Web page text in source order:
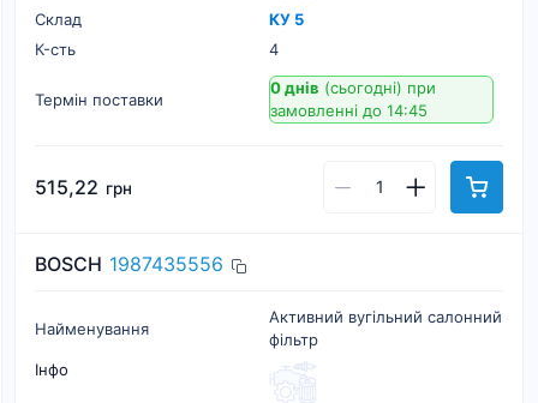
Склад
КУ 5
К-cть
4
Термін поставки
0 днів (сьогодні) при
замовленні до 14:45
515,22 грн
BOSCH 1987435556
Найменування
Активний вугільний салонний
фільтр
Інфо